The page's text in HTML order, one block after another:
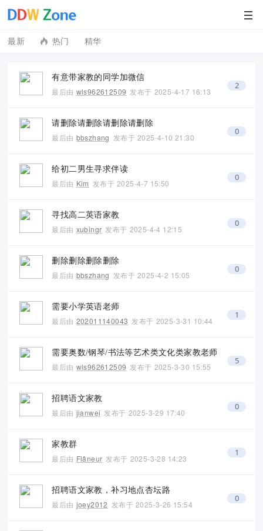
最新 热门 精华
2
有意带家教的同学加微信
最后由 wls962612509 发布于 2025-4-17 16:13
0
请删除请删除请删除请删除
最后由 bbszhang 发布于 2025-4-10 21:30
0
给初二男生寻求伴读
最后由 Kim 发布于 2025-4-7 15:50
0
寻找高二英语家教
最后由 xubingr 发布于 2025-4-4 12:15
0
删除删除删除删除
最后由 bbszhang 发布于 2025-4-2 15:05
1
需要小学英语老师
最后由 202011140043 发布于 2025-3-31 10:44
5
需要奥数/钢琴/书法等艺术类文化类家教老师
最后由 wls962612509 发布于 2025-3-30 15:55
0
招聘语文家教
最后由 jianwei 发布于 2025-3-29 17:40
1
家教群
最后由 Flâneur 发布于 2025-3-28 14:23
0
招聘语文家教，补习地点杏坛路
最后由 joey2012 发布于 2025-3-26 15:54